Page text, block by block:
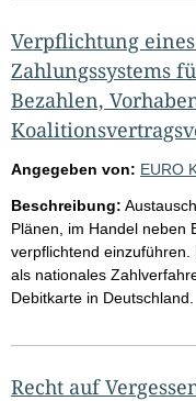
Verpflichtung
Zahlungssystems
Bezahlen,
Angegeben von: EURO
Beschreibung:
Plänen, im Handel neben
verpflichtend
als nationales
Debitkarte in Deutschland.
Recht auf